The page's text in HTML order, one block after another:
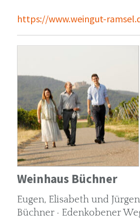
https://www.weingut-
Weinhaus Büchner
Eugen, Elisabeth und Jürgen
Büchner · Edenkobener